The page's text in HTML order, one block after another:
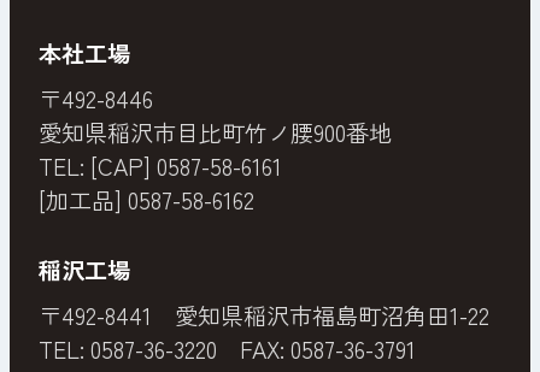
本社工場
〒492-8446
愛知県稲沢市目比町竹ノ腰900番地
TEL: [CAP] 0587-58-6161
[加工品] 0587-58-6162
稲沢工場
〒492-8441 愛知県稲沢市福島町沼角田1-22
TEL: 0587-36-3220 FAX: 0587-36-3791